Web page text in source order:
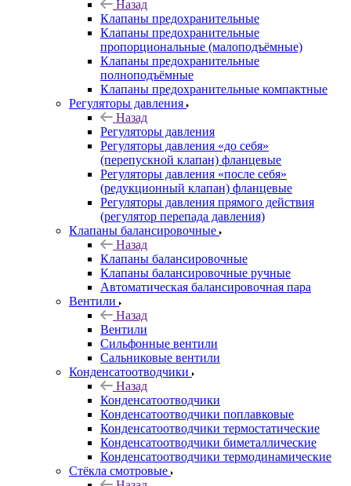
Назад
Клапаны предохранительные
Клапаны предохранительные
пропорциональные (малоподъёмные)
Клапаны предохранительные
полноподъёмные
Клапаны предохранительные компактные
Регуляторы давления
Назад
Регуляторы давления
Регуляторы давления «до себя»
(перепускной клапан) фланцевые
Регуляторы давления «после себя»
(редукционный клапан) фланцевые
Регуляторы давления прямого действия
(регулятор перепада давления)
Клапаны балансировочные
Назад
Клапаны балансировочные
Клапаны балансировочные ручные
Автоматическая балансировочная пара
Вентили
Назад
Вентили
Сильфонные вентили
Сальниковые вентили
Конденсатоотводчики
Назад
Конденсатоотводчики
Конденсатоотводчики поплавковые
Конденсатоотводчики термостатические
Конденсатоотводчики биметаллические
Конденсатоотводчики термодинамические
Стёкла смотровые